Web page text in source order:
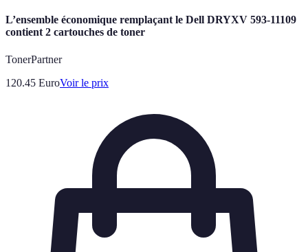
L’ensemble économique remplaçant le Dell DRYXV 593-11109
contient 2 cartouches de toner
TonerPartner
120.45 EuroVoir le prix